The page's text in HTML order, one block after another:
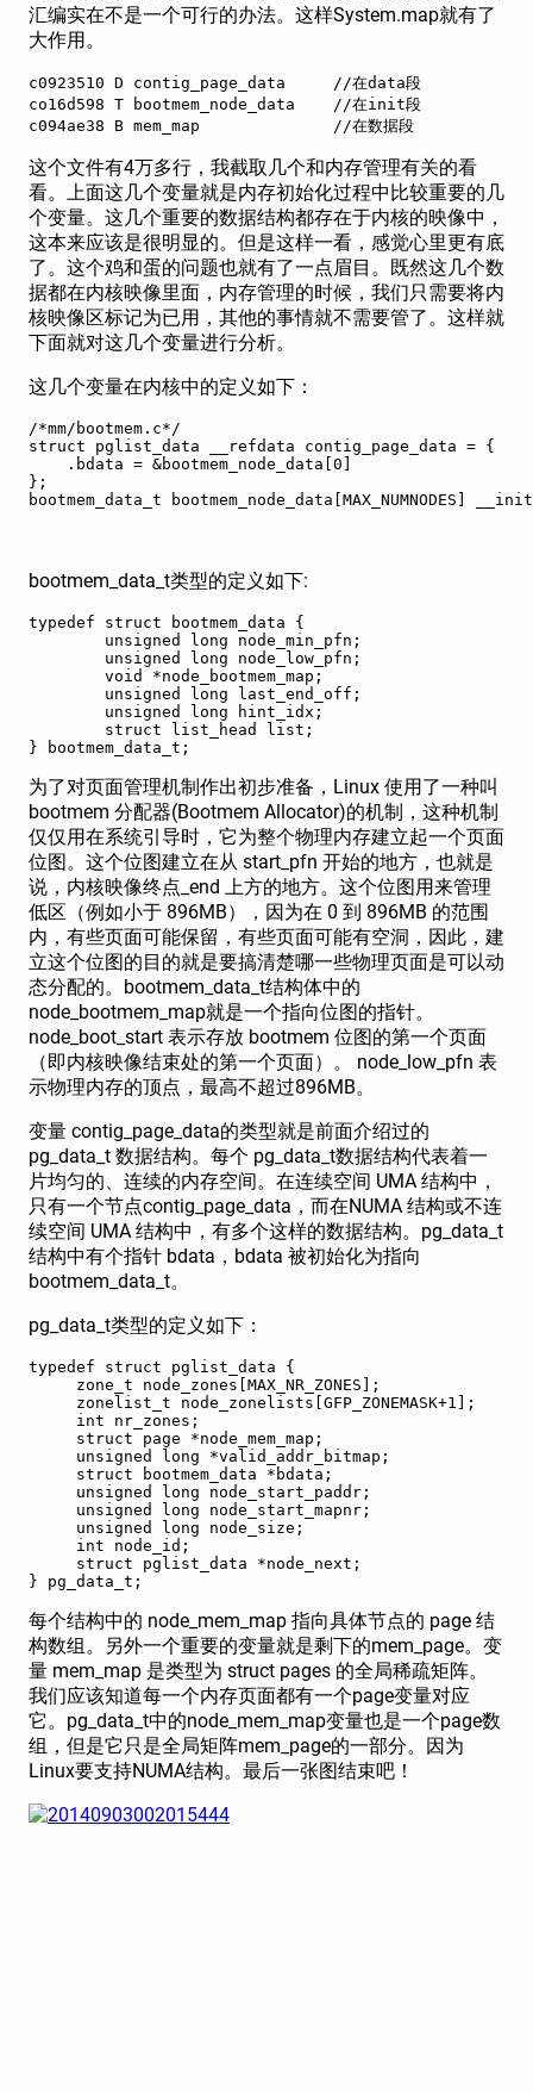
汇编实在不是一个可行的办法。这样System.map就有了
大作用。
c0923510 D contig_page_data     //在data段
co16d598 T bootmem_node_data    //在init段
c094ae38 B mem_map              //在数据段
这个文件有4万多行，我截取几个和内存管理有关的看
看。上面这几个变量就是内存初始化过程中比较重要的几
个变量。这几个重要的数据结构都存在于内核的映像中，
这本来应该是很明显的。但是这样一看，感觉心里更有底
了。这个鸡和蛋的问题也就有了一点眉目。既然这几个数
据都在内核映像里面，内存管理的时候，我们只需要将内
核映像区标记为已用，其他的事情就不需要管了。这样就
下面就对这几个变量进行分析。
这几个变量在内核中的定义如下：
/*mm/bootmem.c*/
struct pglist_data __refdata contig_page_data = {
    .bdata = &bootmem_node_data[0]
};
bootmem_data_t bootmem_node_data[MAX_NUMNODES]
bootmem_data_t类型的定义如下:
typedef struct bootmem_data {
        unsigned long node_min_pfn;
        unsigned long node_low_pfn;
        void *node_bootmem_map;
        unsigned long last_end_off;
        unsigned long hint_idx;
        struct list_head list;
} bootmem_data_t;
为了对页面管理机制作出初步准备，Linux 使用了一种叫
bootmem 分配器(Bootmem Allocator)的机制，这种机制
仅仅用在系统引导时，它为整个物理内存建立起一个页面
位图。这个位图建立在从 start_pfn 开始的地方，也就是
说，内核映像终点_end 上方的地方。这个位图用来管理
低区（例如小于 896MB），因为在 0 到 896MB 的范围
内，有些页面可能保留，有些页面可能有空洞，因此，建
立这个位图的目的就是要搞清楚哪一些物理页面是可以动
态分配的。bootmem_data_t结构体中的
node_bootmem_map就是一个指向位图的指针。
node_boot_start 表示存放 bootmem 位图的第一个页面
（即内核映像结束处的第一个页面）。 node_low_pfn 表
示物理内存的顶点，最高不超过896MB。
变量 contig_page_data的类型就是前面介绍过的
pg_data_t 数据结构。每个 pg_data_t数据结构代表着一
片均匀的、连续的内存空间。在连续空间 UMA 结构中，
只有一个节点contig_page_data，而在NUMA 结构或不连
续空间 UMA 结构中，有多个这样的数据结构。pg_data_t
结构中有个指针 bdata，bdata 被初始化为指向
bootmem_data_t。
pg_data_t类型的定义如下：
typedef struct pglist_data {
     zone_t node_zones[MAX_NR_ZONES];
     zonelist_t node_zonelists[GFP_ZONEMASK+1];
     int nr_zones;
     struct page *node_mem_map;
     unsigned long *valid_addr_bitmap;
     struct bootmem_data *bdata;
     unsigned long node_start_paddr;
     unsigned long node_start_mapnr;
     unsigned long node_size;
     int node_id;
     struct pglist_data *node_next;
} pg_data_t;
每个结构中的 node_mem_map 指向具体节点的 page 结
构数组。另外一个重要的变量就是剩下的mem_page。变
量 mem_map 是类型为 struct pages 的全局稀疏矩阵。
我们应该知道每一个内存页面都有一个page变量对应
它。pg_data_t中的node_mem_map变量也是一个page数
组，但是它只是全局矩阵mem_page的一部分。因为
Linux要支持NUMA结构。最后一张图结束吧！